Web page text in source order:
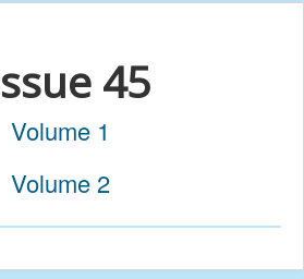
45
Volume 1
Volume 2